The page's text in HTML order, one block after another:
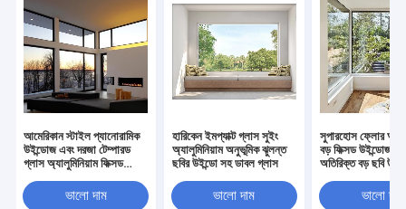
আমেরিকান স্টাইল প্যানোরামিক
উইন্ডোজ এবং দরজা টেম্পারড
গ্লাস অ্যালুমিনিয়াম ফিক্সড
ভালো দাম
হারিকেন ইমপ্যাক্ট গ্লাস সুইং
অ্যালুমিনিয়াম অনুভূমিক ঝুলন্ত
ছবির উইন্ডো সহ ডাবল গ্লাস
ভালো দাম
সুপারহোস ফ্লোর
বড় ফিক্সড উইন্ডোজ
অতিরিক্ত বড় ছবি
ভালো দাম